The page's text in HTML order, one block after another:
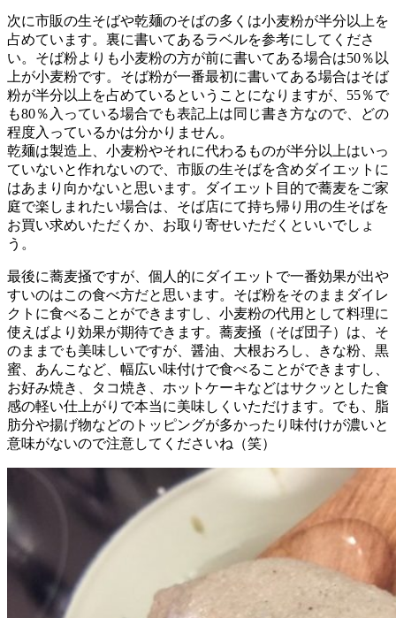
次に市販の生そばや乾麺のそばの多くは小麦粉が半分以上を
占めています。裏に書いてあるラベルを参考にしてくださ
い。そば粉よりも小麦粉の方が前に書いてある場合は50％以
上が小麦粉です。そば粉が一番最初に書いてある場合はそば
粉が半分以上を占めているということになりますが、55％で
も80％入っている場合でも表記上は同じ書き方なので、どの
程度入っているかは分かりません。
乾麺は製造上、小麦粉やそれに代わるものが半分以上はいっ
ていないと作れないので、市販の生そばを含めダイエットに
はあまり向かないと思います。ダイエット目的で蕎麦をご家
庭で楽しまれたい場合は、そば店にて持ち帰り用の生そばを
お買い求めいただくか、お取り寄せいただくといいでしょ
う。
最後に蕎麦掻ですが、個人的にダイエットで一番効果が出や
すいのはこの食べ方だと思います。そば粉をそのままダイレ
クトに食べることができますし、小麦粉の代用として料理に
使えばより効果が期待できます。蕎麦掻（そば団子）は、そ
のままでも美味しいですが、醤油、大根おろし、きな粉、黒
蜜、あんこなど、幅広い味付けで食べることができますし、
お好み焼き、タコ焼き、ホットケーキなどはサクッとした食
感の軽い仕上がりで本当に美味しくいただけます。でも、脂
肪分や揚げ物などのトッピングが多かったり味付けが濃いと
意味がないので注意してくださいね（笑）